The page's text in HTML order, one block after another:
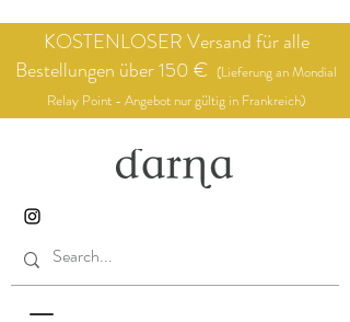
KOSTENLOSER Versand für alle
Bestellungen über 150 € (Lieferung an Mondial
Relay Point - Angebot nur gültig in Frankreich)